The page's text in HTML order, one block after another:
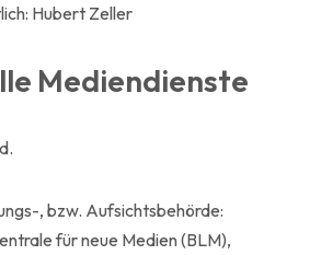
Hubert Zeller
Mediendienste
, bzw. Aufsichtsbehörde:
für neue Medien (BLM),